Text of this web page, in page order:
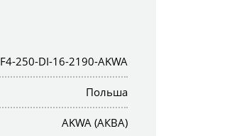
F4-250-DI-16-2190-AKWA
Польша
AKWA (АКВА)